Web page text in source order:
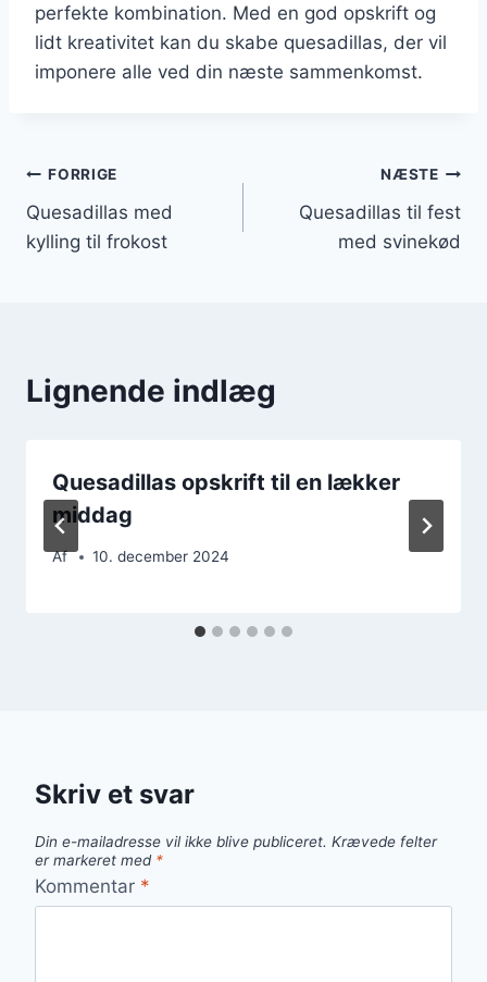
perfekte kombination. Med en god opskrift og
lidt kreativitet kan du skabe quesadillas, der vil
imponere alle ved din næste sammenkomst.
Indlægsnavigation
FORRIGE
Quesadillas med
kylling til frokost
NÆSTE
Quesadillas til fest
med svinekød
Lignende indlæg
Quesadillas opskrift til en lækker
middag
Af 10. december 2024
Skriv et svar
Din e-mailadresse vil ikke blive publiceret. Krævede felter
er markeret med *
Kommentar *